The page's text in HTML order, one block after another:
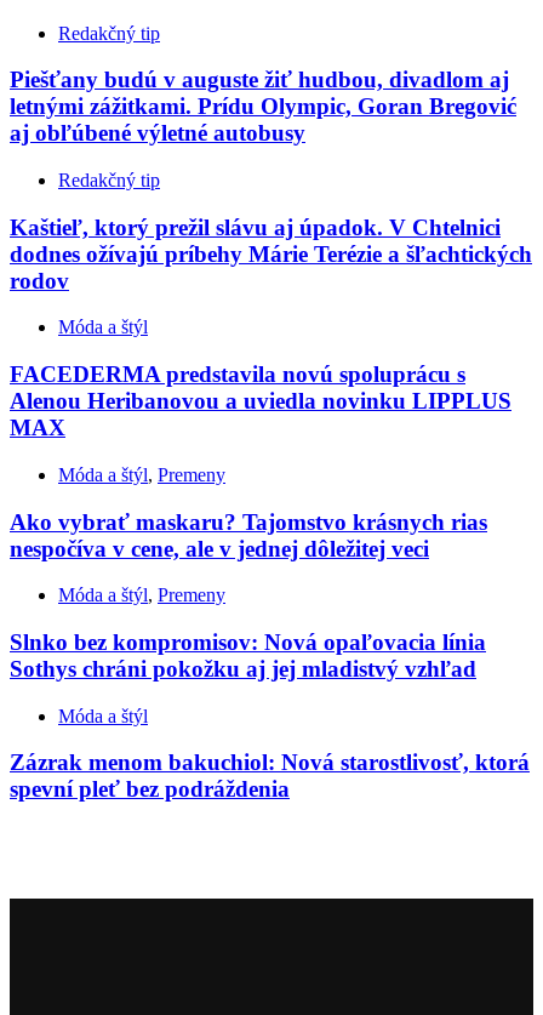
Redakčný tip
Piešťany budú v auguste žiť hudbou, divadlom aj
letnými zážitkami. Prídu Olympic, Goran Bregović
aj obľúbené výletné autobusy
Redakčný tip
Kaštieľ, ktorý prežil slávu aj úpadok. V Chtelnici
dodnes ožívajú príbehy Márie Terézie a šľachtických
rodov
Móda a štýl
FACEDERMA predstavila novú spoluprácu s
Alenou Heribanovou a uviedla novinku LIPPLUS
MAX
Móda a štýl, Premeny
Ako vybrať maskaru? Tajomstvo krásnych rias
nespočíva v cene, ale v jednej dôležitej veci
Móda a štýl, Premeny
Slnko bez kompromisov: Nová opaľovacia línia
Sothys chráni pokožku aj jej mladistvý vzhľad
Móda a štýl
Zázrak menom bakuchiol: Nová starostlivosť, ktorá
spevní pleť bez podráždenia